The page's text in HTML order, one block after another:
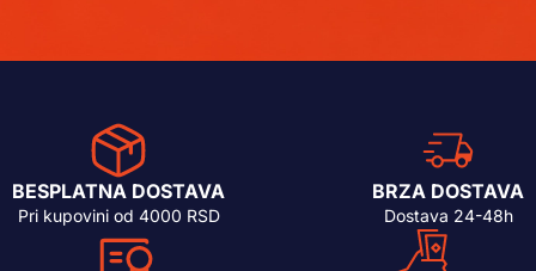
BESPLATNA DOSTAVA
Pri kupovini od 4000 RSD
BRZA DOSTAVA
Dostava 24-48h